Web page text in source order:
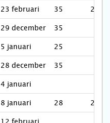
23 februari 35 2.000
29 december 35
5 januari 25
28 december 35
4 januari
8 januari 28
12 februari